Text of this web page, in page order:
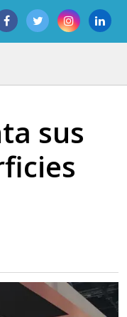
sus